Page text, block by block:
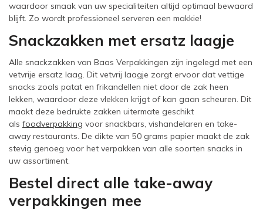
waardoor smaak van uw specialiteiten altijd optimaal bewaard
blijft. Zo wordt professioneel serveren een makkie!
Snackzakken met ersatz laagje
Alle snackzakken van Baas Verpakkingen zijn ingelegd met een
vetvrije ersatz laag. Dit vetvrij laagje zorgt ervoor dat vettige
snacks zoals patat en frikandellen niet door de zak heen
lekken, waardoor deze vlekken krijgt of kan gaan scheuren. Dit
maakt deze bedrukte zakken uitermate geschikt
als foodverpakking voor snackbars, vishandelaren en take-
away restaurants. De dikte van 50 grams papier maakt de zak
stevig genoeg voor het verpakken van alle soorten snacks in
uw assortiment.
Bestel direct alle take-away
verpakkingen mee